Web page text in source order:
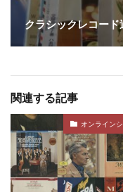
クラシックレコード
関連する記事
オンライン